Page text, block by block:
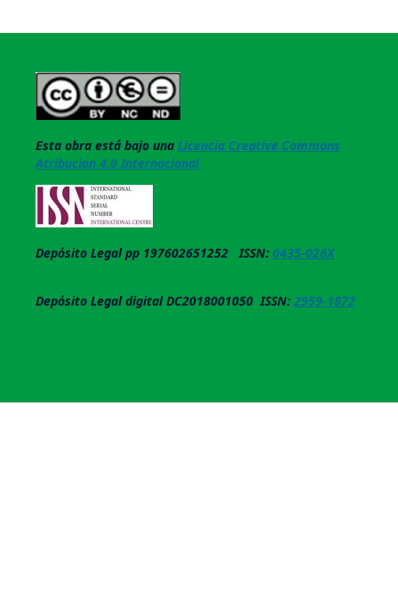
Esta obra está bajo una Licencia Creative Commons
Atribucion 4.0 Internacional
Depósito Legal pp 197602651252 ISSN: 0435-026X
Depósito Legal digital DC2018001050 ISSN: 2959-1872